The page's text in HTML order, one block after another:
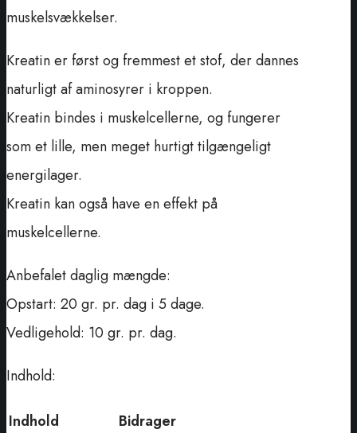
muskelsvækkelser.
Kreatin er først og fremmest et stof, der dannes
naturligt af aminosyrer i kroppen.
Kreatin bindes i muskelcellerne, og fungerer
som et lille, men meget hurtigt tilgængeligt
energilager.
Kreatin kan også have en effekt på
muskelcellerne.
Anbefalet daglig mængde:
Opstart: 20 gr. pr. dag i 5 dage.
Vedligehold: 10 gr. pr. dag.
Indhold:
Indhold
Bidrager